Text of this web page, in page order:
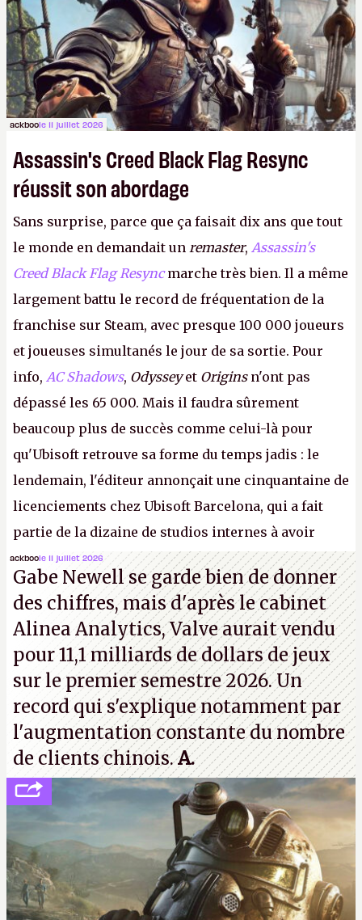
ackboole 11 juillet 2026
Assassin's Creed Black Flag Resync
réussit son abordage
Sans surprise, parce que ça faisait dix ans que tout
le monde en demandait un remaster, Assassin's
Creed Black Flag Resyncmarche très bien. Il a même
largement battu le record de fréquentation de la
franchise sur Steam, avec presque 100 000 joueurs
et joueuses simultanés le jour de sa sortie. Pour
info, AC Shadows, Odysseyet Originsn'ont pas
dépassé les 65 000. Mais il faudra sûrement
beaucoup plus de succès comme celui-là pour
qu'Ubisoft retrouve sa forme du temps jadis : le
lendemain, l'éditeur annonçait une cinquantaine de
licenciements chez Ubisoft Barcelona, qui a fait
partie de la dizaine de studios internes à avoir
travaillé sur cetAssassin's Creedsous la direction
d'Ubisoft Singapour.A.
ackboole 11 juillet 2026
Gabe Newell se garde bien de donner
des chiffres, mais d'après le cabinet
Alinea Analytics, Valve aurait vendu
pour 11,1 milliards de dollars de jeux
sur le premier semestre 2026. Un
record qui s'explique notamment par
l'augmentation constante du nombre
de clients chinois.A.